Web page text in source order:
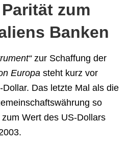
zum
Banken
zur Schaffung der
Europa steht kurz vor
Das letzte Mal als die
so
Wert des US-Dollars